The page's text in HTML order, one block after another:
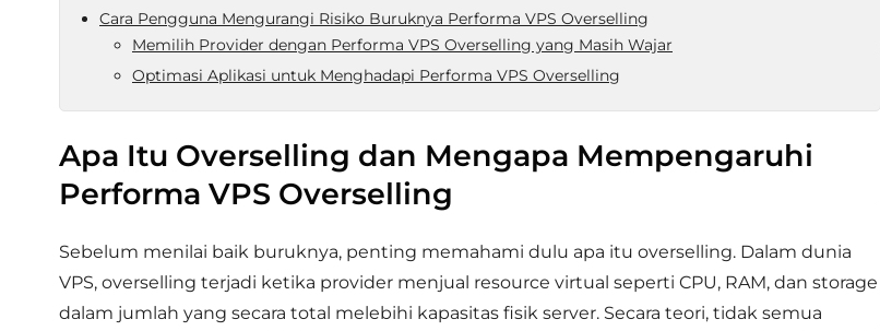
Cara Pengguna Mengurangi Risiko Buruknya Performa VPS Overselling
Memilih Provider dengan Performa VPS Overselling yang Masih Wajar
Optimasi Aplikasi untuk Menghadapi Performa VPS Overselling
Apa Itu Overselling dan Mengapa Mempengaruhi
Performa VPS Overselling
Sebelum menilai baik buruknya, penting memahami dulu apa itu overselling. Dalam dunia
VPS, overselling terjadi ketika provider menjual resource virtual seperti CPU, RAM, dan storage
dalam jumlah yang secara total melebihi kapasitas fisik server. Secara teori, tidak semua